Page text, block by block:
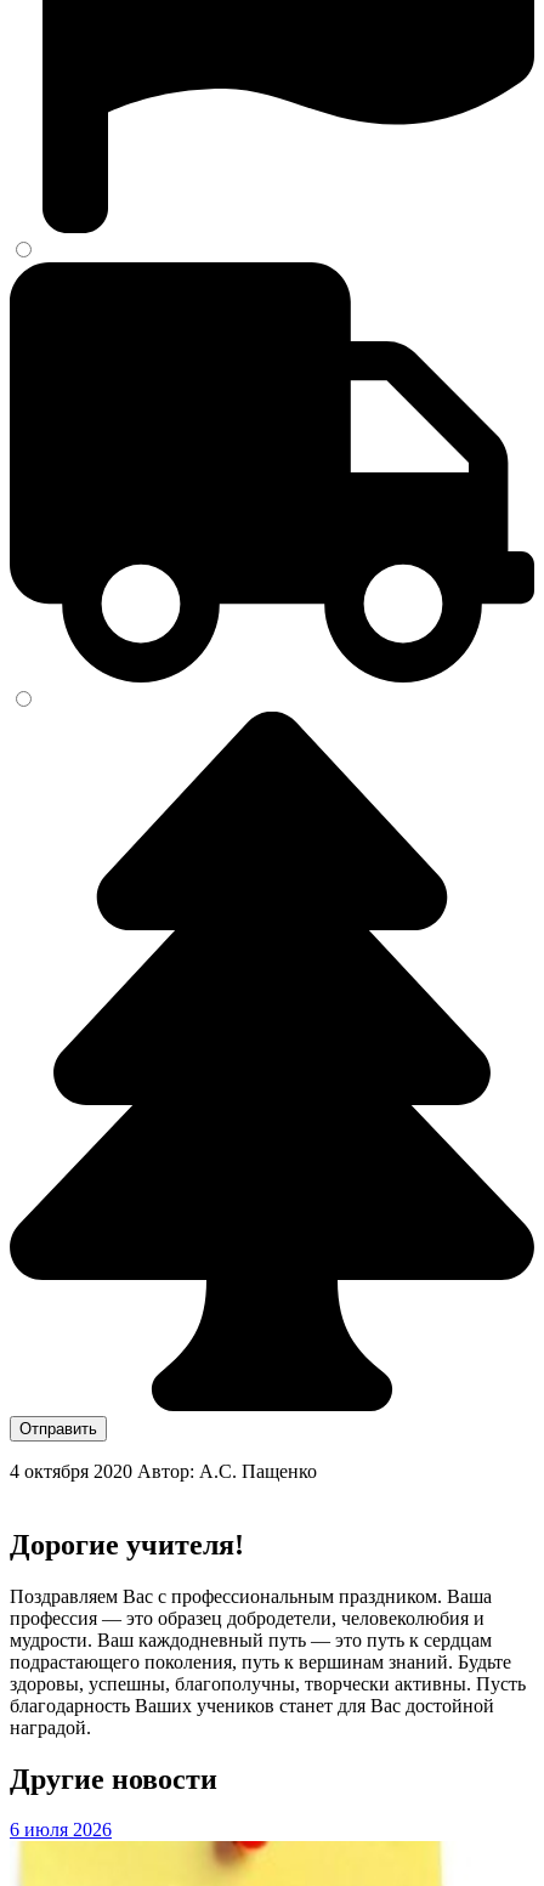
Отправить
4 октября 2020 Автор: А.С. Пащенко
Дорогие учителя!
Поздравляем Вас с профессиональным праздником. Ваша
профессия — это образец добродетели, человеколюбия и
мудрости. Ваш каждодневный путь — это путь к сердцам
подрастающего поколения, путь к вершинам знаний. Будьте
здоровы, успешны, благополучны, творчески активны. Пусть
благодарность Ваших учеников станет для Вас достойной
наградой.
Другие новости
6 июля 2026